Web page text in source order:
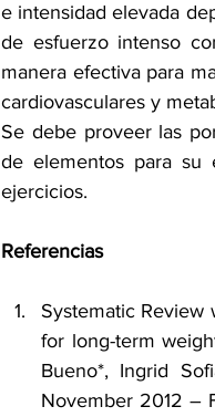
e intensidad elevada
de esfuerzo intenso
manera efectiva para
cardiovasculares y
Se debe proveer las
de elementos para su
ejercicios.
Referencias
Systematic Review
for long-term
Bueno*, Ingrid
November 2012 –